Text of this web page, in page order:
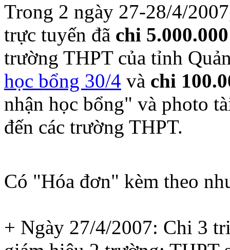
Trong 2 ngày 27-28/4/
trực tuyến đã chi
trường THPT của tỉnh
học bổng 30/4 và chi
nhận học bổng" và photo
đến các trường THPT.
Có "Hóa đơn" kèm theo
+ Ngày 27/4/2007: Chi 3